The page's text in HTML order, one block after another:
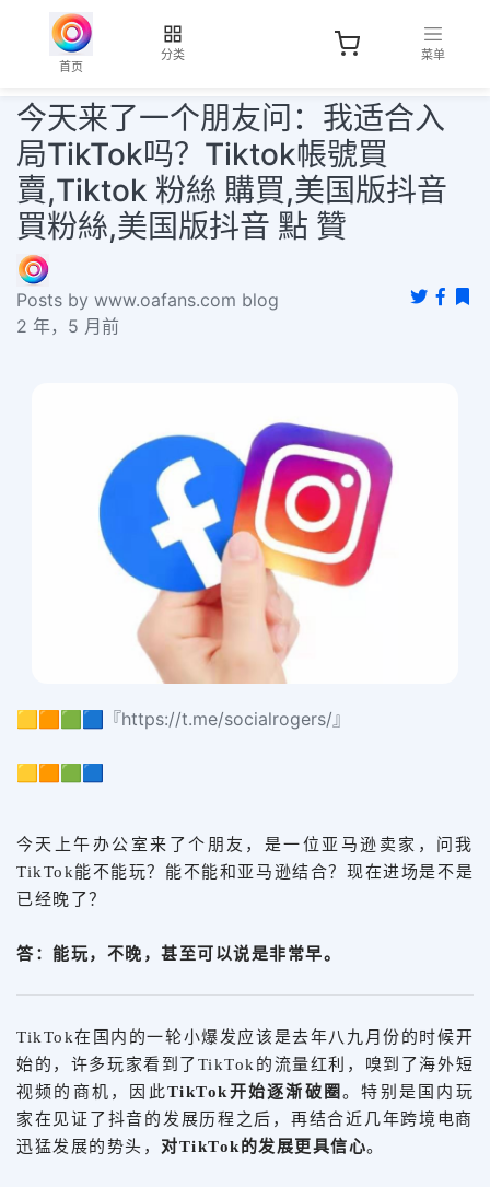
首页
分类 菜单
今天来了一个朋友问：我适合入
局TikTok吗？Tiktok帳號買
賣,Tiktok 粉絲 購買,美国版抖音
買粉絲,美国版抖音 點 贊
Posts by www.oafans.com blog
2 年，5 月前
🟨🟧🟩🟦『https://t.me/socialrogers/』
🟨🟧🟩🟦
今天上午办公室来了个朋友，是一位亚马逊卖家，问我
TikTok能不能玩？能不能和亚马逊结合？现在进场是不是
已经晚了？
答：能玩，不晚，甚至可以说是非常早。
TikTok在国内的一轮小爆发应该是去年八九月份的时候开
始的，许多玩家看到了TikTok的流量红利，嗅到了海外短
视频的商机，因此TikTok开始逐渐破圈。特别是国内玩
家在见证了抖音的发展历程之后，再结合近几年跨境电商
迅猛发展的势头， 对TikTok的发展更具信心。